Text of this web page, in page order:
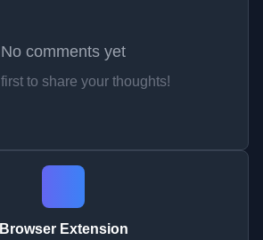
No comments yet
to share your thoughts!
Browser Extension